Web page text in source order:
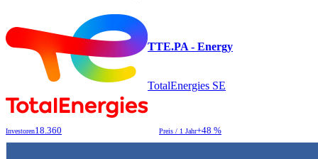
TTE.PA - Energy
TotalEnergies SE
Investoren18.360 Preis / 1 Jahr+48 %